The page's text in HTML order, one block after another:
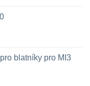
blatníky pro MI3